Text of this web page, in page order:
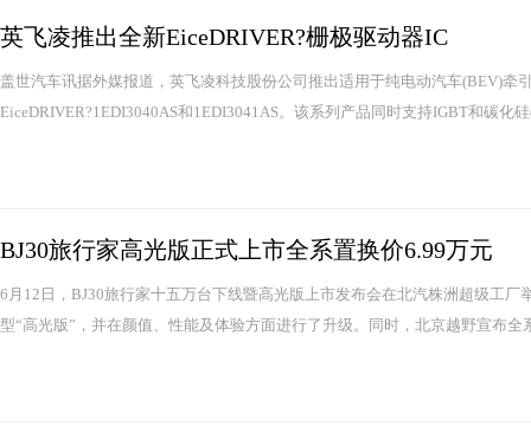
英飞凌推出全新EiceDRIVER?栅极驱动器IC
盖世汽车讯据外媒报道，英飞凌科技股份公司推出适用于纯电动汽车(BEV)
EiceDRIVER?1EDI3040AS和1EDI3041AS。该系列产品同时支持IGBT和碳化硅
BJ30旅行家高光版正式上市全系置换价6.99万元
6月12日，BJ30旅行家十五万台下线暨高光版上市发布会在北汽株洲超级工
型“高光版”，并在颜值、性能及体验方面进行了升级。同时，北京越野宣布全